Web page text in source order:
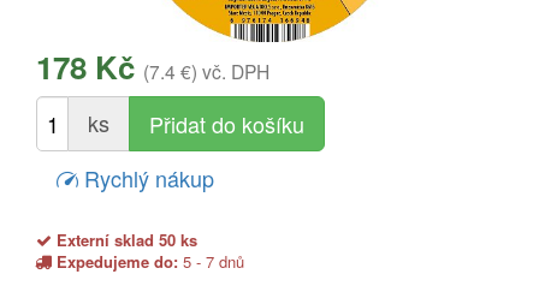
178 Kč (7.4 €) vč. DPH
ks
Rychlý nákup
Externí sklad 50 ks
Expedujeme do: 5 - 7 dnů